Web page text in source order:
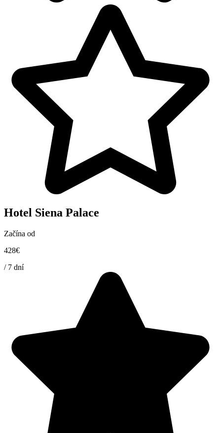
Hotel Siena Palace
Začína od
428€
/ 7 dní